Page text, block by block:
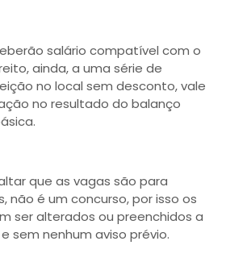
salário compatível com o
ainda, a uma série de
no local sem desconto, vale
no resultado do balanço
que as vagas são para
não é um concurso, por isso os
ser alterados ou preenchidos a
sem nenhum aviso prévio.